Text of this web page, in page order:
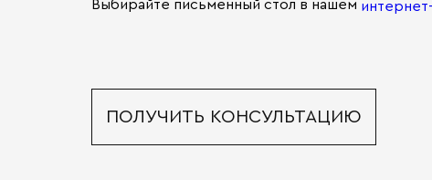
Выбирайте письменный стол в нашем
ПОЛУЧИТЬ КОНСУЛЬТАЦИЮ